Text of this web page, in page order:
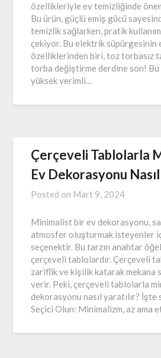
özellikleriyle ev temizliğinde
Bu ürün, güçlü emiş gücü
temizlik sağlarken, pratik
çekiyor. Bu elektrik süpürgesinin
özelliklerinden biri, toz torbasız
torba değiştirme derdine son! Bu
yüksek verimli…
Çerçeveli Tablolarla
Ev Dekorasyonu
Posted on Mart 9, 2024
Minimalist bir ev dekorasyonu,
atmosfer oluşturmak isteyenler
seçenektir. Bu tarzın anahtar
çerçeveli tablolardır. Çerçeveli
zariflik ve kişilik katarak mekana
verir. Peki, çerçeveli tablolarla
dekorasyonu nasıl yaratılır? İşte
Seçici Olun: Minimalizm, az ama